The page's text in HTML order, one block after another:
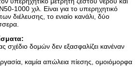
1000 χιλ. Είναι για το υπερηχητικό
διέλευσης, το ενιαίο κανάλι, δύο
σχέδιο δομών δεν εξασφαλίζει κανέναν
καμία απώλεια πίεσης, ομοιόμορφα